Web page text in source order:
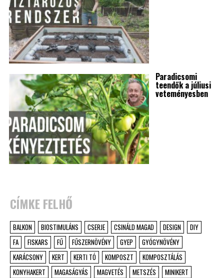
Paradicsomi
teendők a júliusi
veteményesben
CÍMKE FELHŐ
BALKON BIOSTIMULÁNS CSERJE CSINÁLD MAGAD DESIGN
DIY
FA
FISKARS FŰ FŰSZERNÖVÉNY GYEP
GYÓGYNÖVÉNY
KARÁCSONY
KERT KERTI TÓ KOMPOSZT
KOMPOSZTÁLÁS
KONYHAKERT
MAGASÁGYÁS MAGVETÉS METSZÉS
MINIKERT